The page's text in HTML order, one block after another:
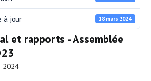
à jour 18 mars 2024
et rapports - Assemblée
2024